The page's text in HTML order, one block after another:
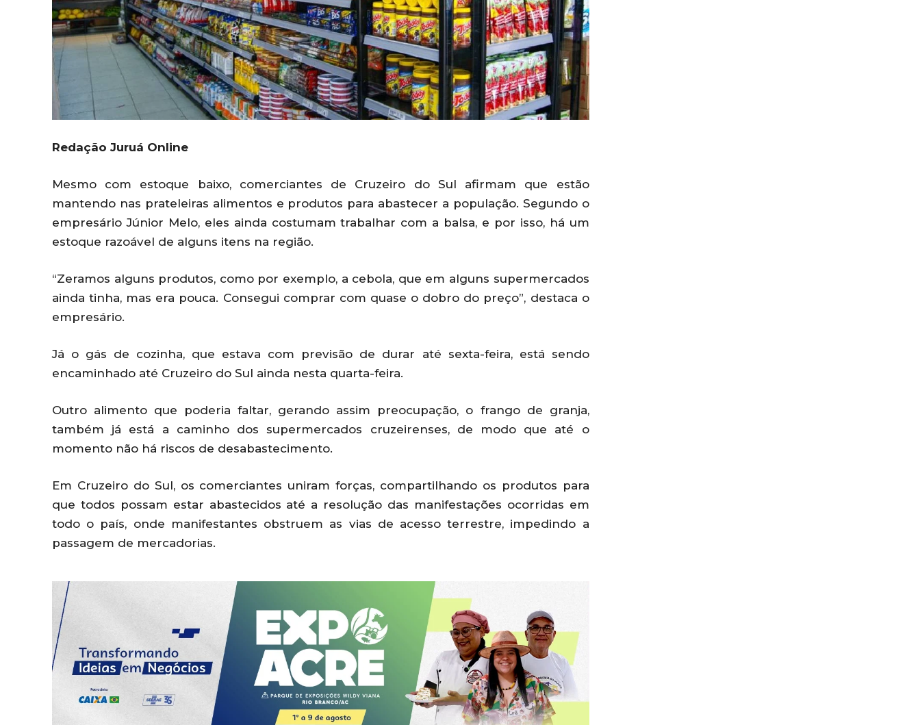
Redação Juruá Online
Mesmo com estoque baixo, comerciantes de Cruzeiro do Sul afirmam que estão
mantendo nas prateleiras alimentos e produtos para abastecer a população. Segundo o
empresário Júnior Melo, eles ainda costumam trabalhar com a balsa, e por isso, há um
estoque razoável de alguns itens na região.
“Zeramos alguns produtos, como por exemplo, a cebola, que em alguns supermercados
ainda tinha, mas era pouca. Consegui comprar com quase o dobro do preço”, destaca o
empresário.
Já o gás de cozinha, que estava com previsão de durar até sexta-feira, está sendo
encaminhado até Cruzeiro do Sul ainda nesta quarta-feira.
Outro alimento que poderia faltar, gerando assim preocupação, o frango de granja,
também já está a caminho dos supermercados cruzeirenses, de modo que até o
momento não há riscos de desabastecimento.
Em Cruzeiro do Sul, os comerciantes uniram forças, compartilhando os produtos para
que todos possam estar abastecidos até a resolução das manifestações ocorridas em
todo o país, onde manifestantes obstruem as vias de acesso terrestre, impedindo a
passagem de mercadorias.